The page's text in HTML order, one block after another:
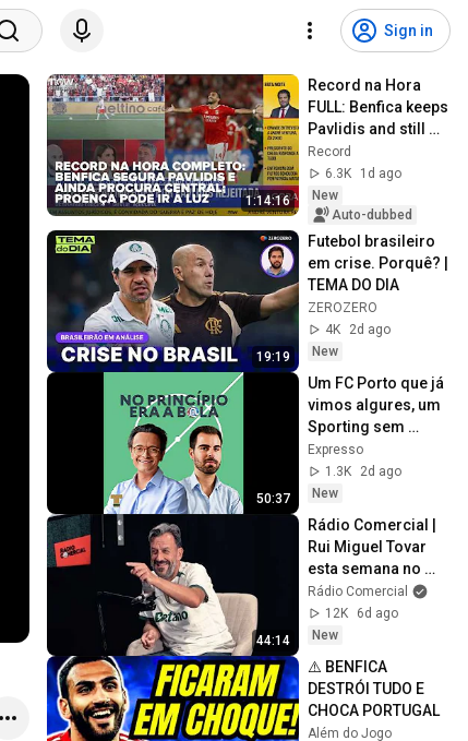
Sign in
1:14:16
Record na Hora
FULL: Benfica keeps
Pavlidis and still
seeks a center-
back; Proença may
head to Luz
Record
6.3K
1d ago
New
Auto-dubbed
19:19
Futebol brasileiro
em crise. Porquê? |
TEMA DO DIA
ZEROZERO
4K
2d ago
New
50:37
Um FC Porto que já
vimos algures, um
Sporting sem
vestígios de
Amorim e um
Benfica cheio de
Expresso
1.3K
2d ago
New
44:14
Rádio Comercial |
Rui Miguel Tovar
esta semana no
episódio do
podcast "O Meu
Clube é o Maior"
Rádio Comercial
12K
6d ago
New
⚠️ BENFICA
DESTRÓI TUDO E
CHOCA PORTUGAL
Além do Jogo